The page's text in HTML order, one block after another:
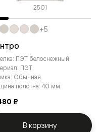
2501
ПЭТ белоснежный
ПЭТ
Обычная
полотна: 40 мм
₽
+5
В корзину